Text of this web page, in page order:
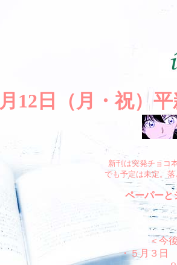
12日（月・祝）
新刊は突発チョコ
でも予定は未定。
ペーパーと
＜今
・５月３日